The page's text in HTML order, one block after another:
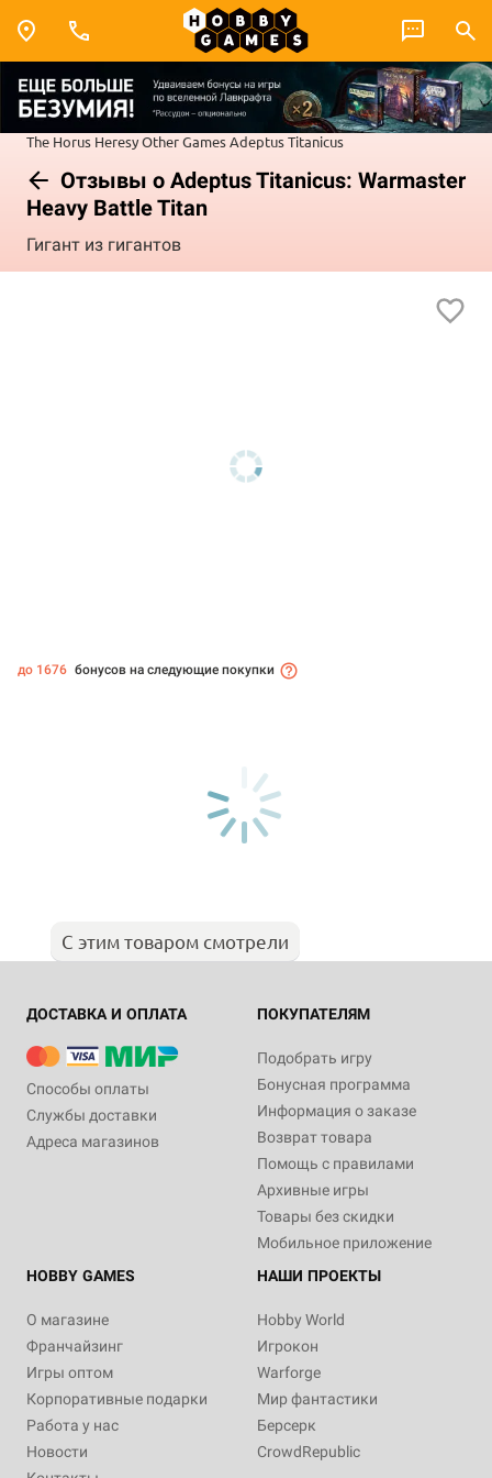
The Horus HeresyOther GamesAdeptus Titanicus
Отзывы о Adeptus Titanicus: Warmaster
Heavy Battle Titan
Гигант из гигантов
до 1676 бонусов на следующие покупки
С этим товаром смотрели
ДОСТАВКА И ОПЛАТА
Способы оплаты
Службы доставки
Адреса магазинов
ПОКУПАТЕЛЯМ
Подобрать игру
Бонусная программа
Информация о заказе
Возврат товара
Помощь с правилами
Архивные игры
Товары без скидки
Мобильное приложение
HOBBY GAMES
О магазине
Франчайзинг
Игры оптом
Корпоративные подарки
Работа у нас
Новости
НАШИ ПРОЕКТЫ
Hobby World
Игрокон
Warforge
Мир фантастики
Берсерк
CrowdRepublic